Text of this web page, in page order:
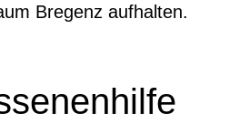
Bregenz aufhalten.